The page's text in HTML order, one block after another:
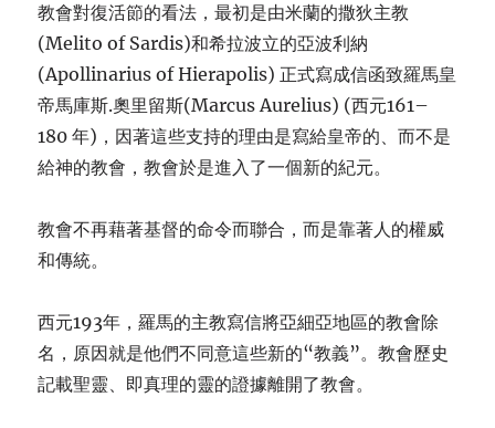
教會對復活節的看法，最初是由米蘭的撒狄主教
(Melito of Sardis)和希拉波立的亞波利納
(Apollinarius of Hierapolis) 正式寫成信函致羅馬皇
帝馬庫斯.奧里留斯(Marcus Aurelius) (西元161–
180 年)，因著這些支持的理由是寫給皇帝的、而不是
給神的教會，教會於是進入了一個新的紀元。
教會不再藉著基督的命令而聯合，而是靠著人的權威
和傳統。
西元193年，羅馬的主教寫信將亞細亞地區的教會除
名，原因就是他們不同意這些新的“教義”。教會歷史
記載聖靈、即真理的靈的證據離開了教會。